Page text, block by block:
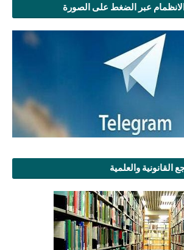
عبر الضغط على الصورة
القانونية والعلمية